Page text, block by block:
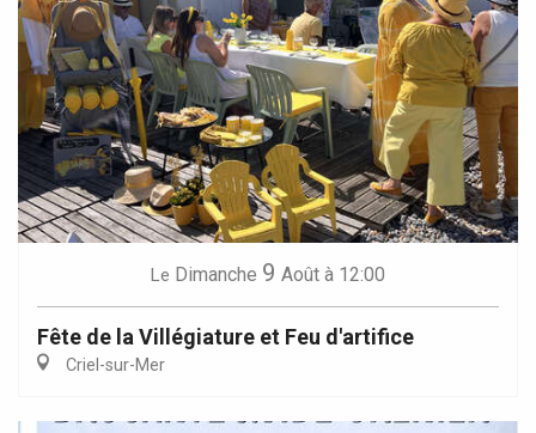
Le Dimanche 9 Août à 12:00
Fête de la Villégiature et Feu d'artifice
Criel-sur-Mer